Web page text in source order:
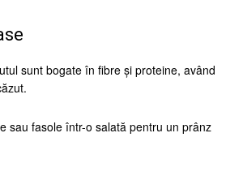
sunt bogate în fibre și proteine, având
sau fasole într-o salată pentru un prânz